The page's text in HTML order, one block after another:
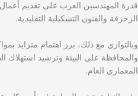
قدرة المهندسين العرب على تقديم
الزخرفة والفنون التشكيلية التقليدية.
وبالتوازي مع ذلك، برز اهتمام متزايد
والمحافظة على البيئة وترشيد استهلاك
المعماري العام.